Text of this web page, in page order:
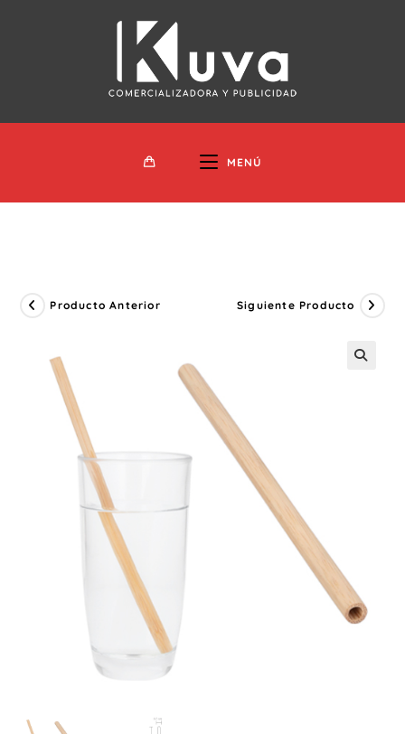
MENÚ
Producto Anterior Siguiente Producto